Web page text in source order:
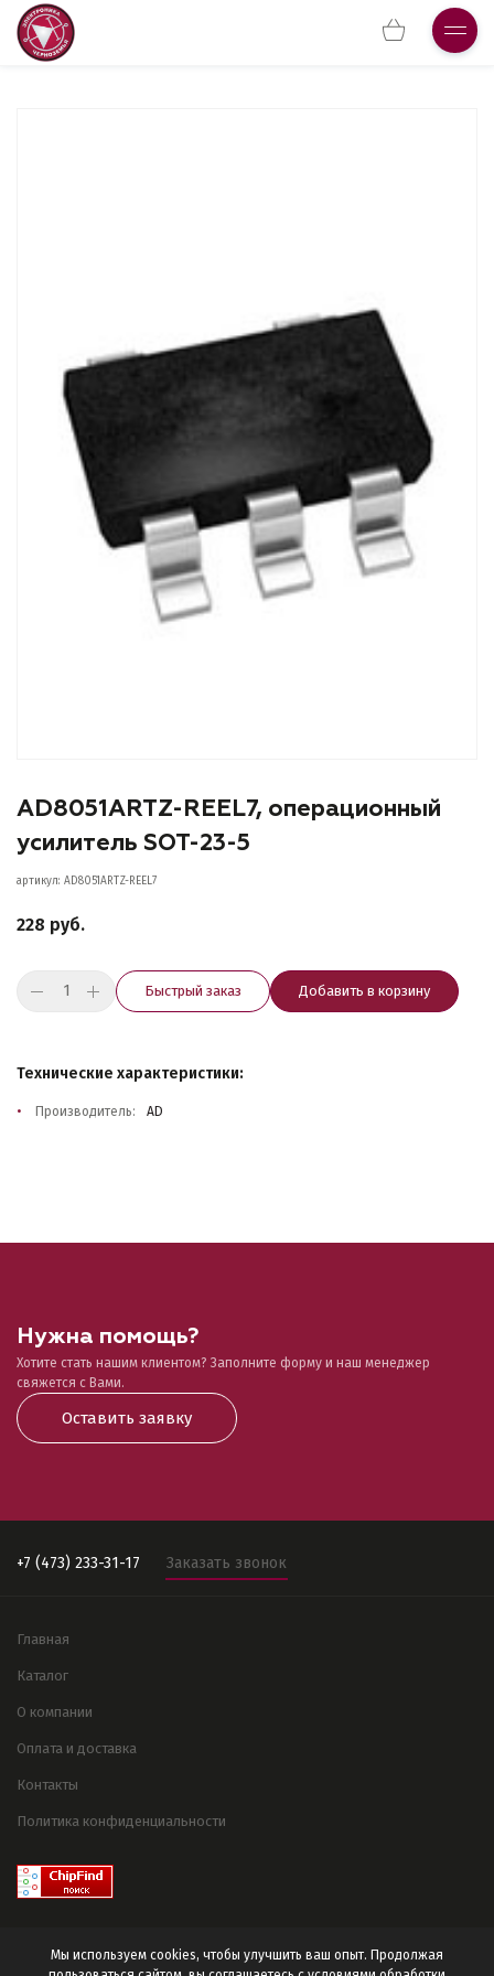
AD8051ARTZ-REEL7, операционный
усилитель SOT-23-5
артикул: AD8051ARTZ-REEL7
228 руб.
Добавить в корзину
Быстрый заказ
Технические характеристики:
Производитель: AD
Нужна помощь?
Хотите стать нашим клиентом? Заполните форму и наш менеджер
свяжется с Вами.
Оставить заявку
Мы используем cookies, чтобы улучшить ваш опыт. Продолжая
+7 (473) 233-31-17 Заказать звонок
Главная
Каталог
О компании
Оплата и доставка
Контакты
Политика конфиденциальности